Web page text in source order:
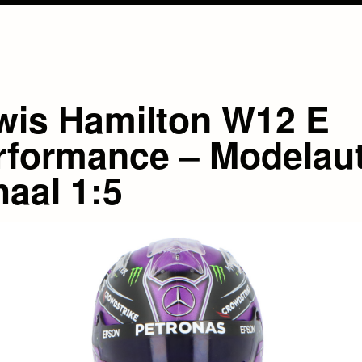
Hamilton W12 E
–
1:5